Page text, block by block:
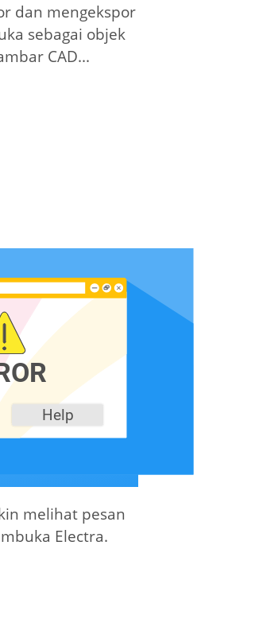
dan mengekspor
sebagai objek
CAD...
melihat pesan
Electra.